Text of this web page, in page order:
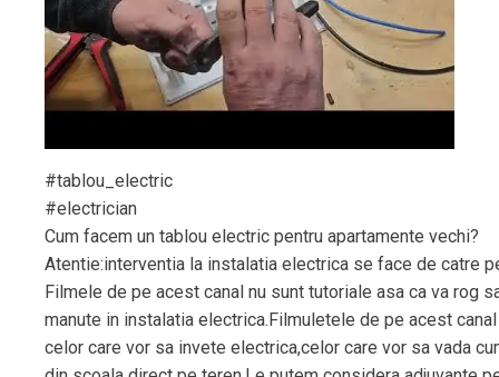
#tablou_electric
#electrician
Cum facem un tablou electric pentru apartamente vechi?
Atentie:interventia la instalatia electrica se face de catre
Filmele de pe acest canal nu sunt tutoriale asa ca va rog
manute in instalatia electrica.Filmuletele de pe acest
celor care vor sa invete electrica,celor care vor sa vada